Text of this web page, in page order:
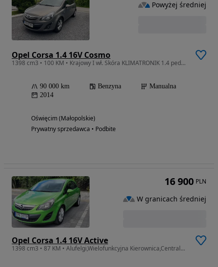
Opel Corsa 1.4 16V Cosmo
1398 cm3 • 100 KM • Krajowy I wł. Skóra KLIMATRONIK 1.4 pedantyczny
90 000 km Benzyna
Manualna
2014
Oświęcim (Małopolskie)
Prywatny sprzedawca • Podbite
Powyżej średniej
Opel Corsa 1.4 16V Active
1398 cm3 • 87 KM • Alufelgi,Wielofunkcyjna Kierownica,Centralny Zamek
16 900 PLN
W granicach średniej